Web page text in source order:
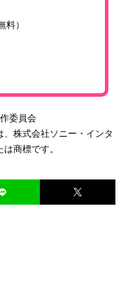
）
委員会
株式会社ソニー・インタ
商標です。